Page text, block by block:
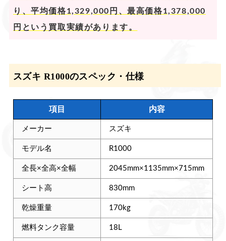
り、平均価格1,329,000円、最高価格1,378,000
円という買取実績があります。
スズキ R1000のスペック・仕様
項目 内容
メーカー スズキ
モデル名 R1000
全長×全高×全幅 2045mm×1135mm×715mm
シート高 830mm
乾燥重量 170kg
燃料タンク容量 18L